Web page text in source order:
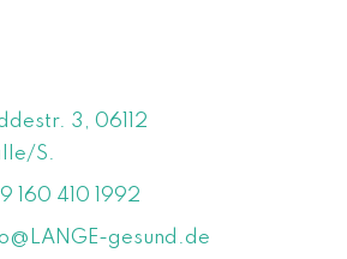
3, 06112
S.
160 410 1992
gesund.de